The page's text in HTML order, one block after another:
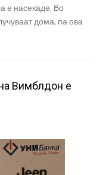
е насекаде. Во
дома, па ова
Вимблдон е